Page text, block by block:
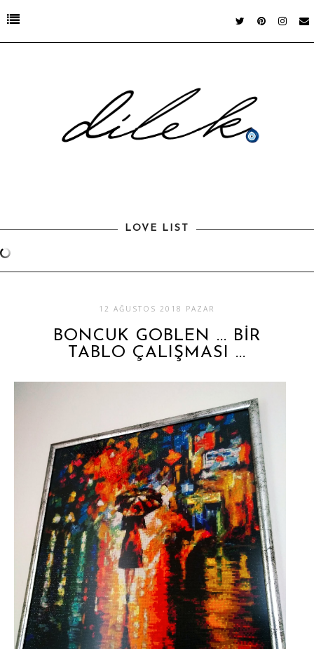
LOVE LIST
12 AĞUSTOS 2018 PAZAR
BONCUK GOBLEN ... BİR
TABLO ÇALIŞMASI ...